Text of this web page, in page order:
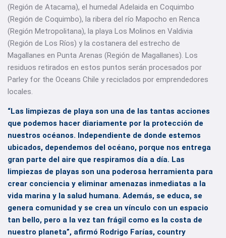
(Región de Atacama), el humedal Adelaida en Coquimbo
(Región de Coquimbo), la ribera del río Mapocho en Renca
(Región Metropolitana), la playa Los Molinos en Valdivia
(Región de Los Ríos) y la costanera del estrecho de
Magallanes en Punta Arenas (Región de Magallanes). Los
residuos retirados en estos puntos serán procesados por
Parley for the Oceans Chile y reciclados por emprendedores
locales.
“Las limpiezas de playa son una de las tantas acciones
que podemos hacer diariamente por la protección de
nuestros océanos. Independiente de donde estemos
ubicados, dependemos del océano, porque nos entrega
gran parte del aire que respiramos día a día. Las
limpiezas de playas son una poderosa herramienta para
crear conciencia y eliminar amenazas inmediatas a la
vida marina y la salud humana. Además, se educa, se
genera comunidad y se crea un vínculo con un espacio
tan bello, pero a la vez tan frágil como es la costa de
nuestro planeta”, afirmó Rodrigo Farías, country